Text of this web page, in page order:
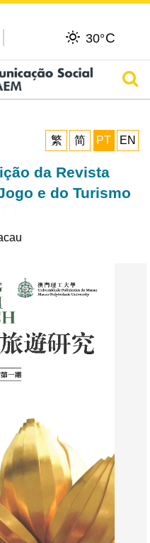
30°C
繁
简 PT EN
da Revista
e do Turismo